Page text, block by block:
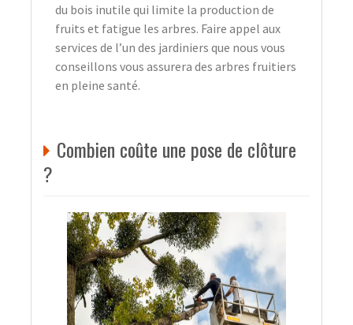
du bois inutile qui limite la production de
fruits et fatigue les arbres. Faire appel aux
services de l’un des jardiniers que nous vous
conseillons vous assurera des arbres fruitiers
en pleine santé.
Combien coûte une pose de clôture
?